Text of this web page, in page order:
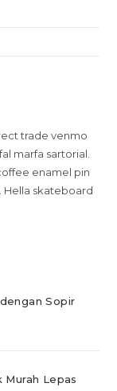
trade venmo
marfa sartorial.
enamel pin
Hella skateboard
Sopir
Murah Lepas